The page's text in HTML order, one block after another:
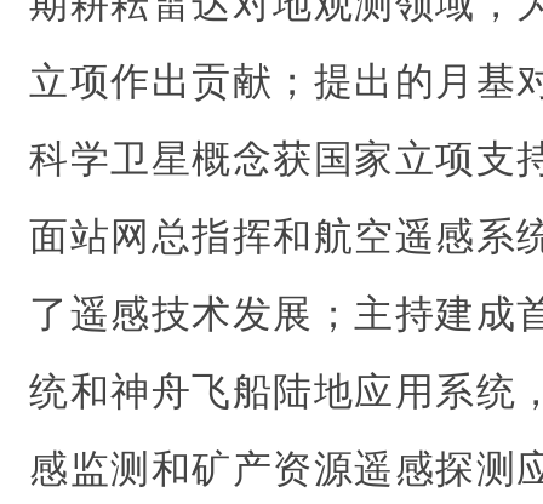
立项作出贡献；提出的月基
科学卫星概念获国家立项支
面站网总指挥和航空遥感系
了遥感技术发展；主持建成
统和神舟飞船陆地应用系统
感监测和矿产资源遥感探测